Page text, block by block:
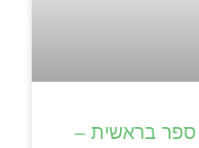
ספר בראשית –